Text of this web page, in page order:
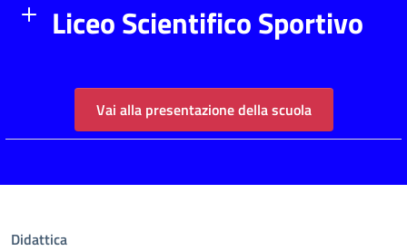
Liceo Scientifico Sportivo
Vai alla presentazione della scuola
Didattica